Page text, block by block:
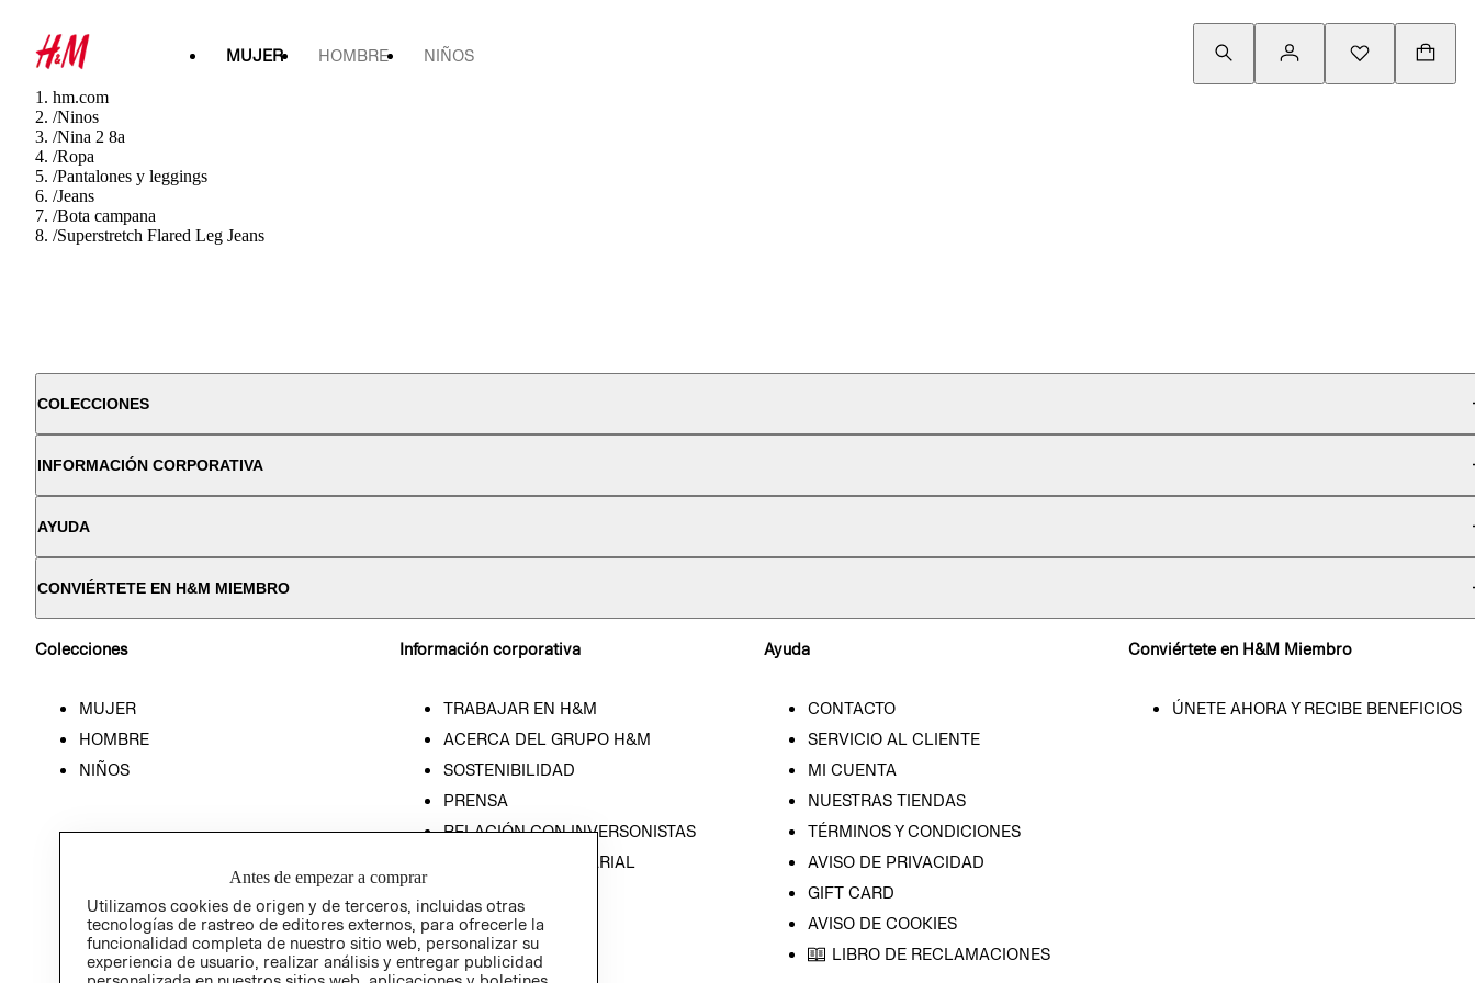
MUJER HOMBRE NIÑOS
hm.com
/Ninos
/Nina 2 8a
/Ropa
/Pantalones y leggings
/Jeans
/Bota campana
/Superstretch Flared Leg Jeans
COLECCIONES
INFORMACIÓN CORPORATIVA
AYUDA
CONVIÉRTETE EN H&M MIEMBRO
Colecciones
MUJER
HOMBRE
NIÑOS
Información corporativa
TRABAJAR EN H&M
ACERCA DEL GRUPO H&M
SOSTENIBILIDAD
PRENSA
RELACIÓN CON INVERSONISTAS
POLÍTICA EMPRESARIAL
Ayuda
CONTACTO
SERVICIO AL CLIENTE
MI CUENTA
NUESTRAS TIENDAS
TÉRMINOS Y CONDICIONES
AVISO DE PRIVACIDAD
GIFT CARD
AVISO DE COOKIES
LIBRO DE RECLAMACIONES
Conviértete en H&M Miembro
ÚNETE AHORA Y RECIBE BENEFICIOS
Antes de empezar a comprar
Utilizamos cookies de origen y de terceros, incluidas otras
tecnologías de rastreo de editores externos, para ofrecerle la
funcionalidad completa de nuestro sitio web, personalizar su
experiencia de usuario, realizar análisis y entregar publicidad